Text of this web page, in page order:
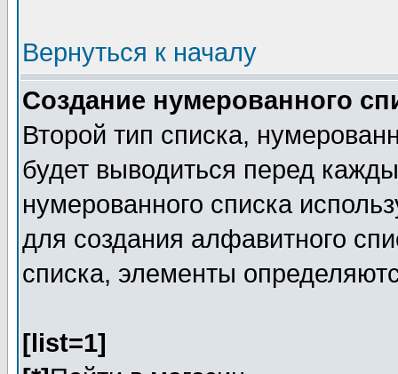
Вернуться к началу
Создание нумерованного
Второй тип списка,
будет выводиться перед
нумерованного списка
для создания алфавитного
списка, элементы
[list=1]